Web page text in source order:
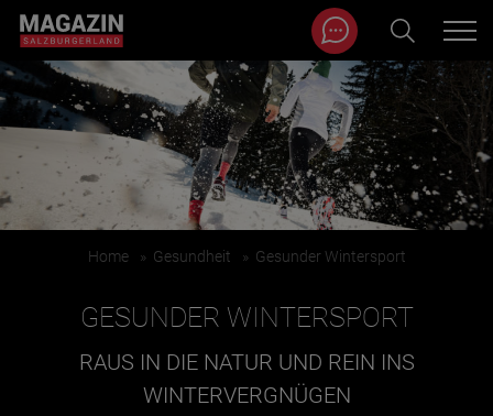
Zum Inhalt springen
BEITRÄGE IN MEINER NÄHE
Magazin durchsuchen...
Home » Gesundheit » Gesunder Wintersport
GESUNDER WINTERSPORT
RAUS IN DIE NATUR UND REIN INS
WINTERVERGNÜGEN